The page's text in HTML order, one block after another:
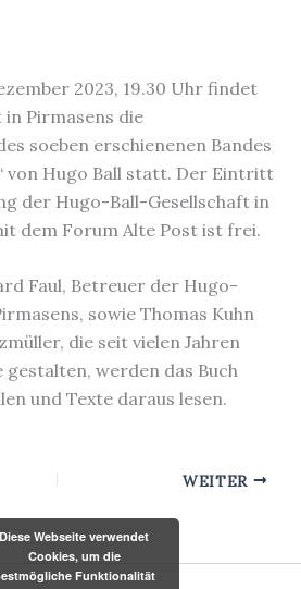
2023, 19.30 Uhr findet
Pirmasens die
soeben erschienenen Bandes
von Hugo Ball statt. Der Eintritt
der Hugo-Ball-Gesellschaft in
dem Forum Alte Post ist frei.
Faul, Betreuer der Hugo-
sowie Thomas Kuhn
die seit vielen Jahren
werden das Buch
und Texte daraus lesen.
WEITER
Diese Webseite verwendet
Cookies, um die
Funktionalität